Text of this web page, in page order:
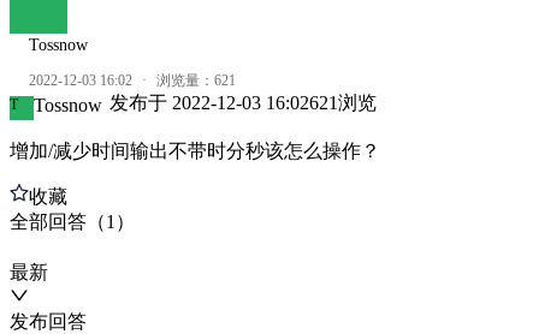
Tossnow
2022-12-03 16:02 · 浏览量： 621
T
Tossnow 发布于 2022-12-03 16:02621浏览
增加/减少时间输出不带时分秒该怎么操作？
收藏
全部回答 （1 ）
最新
发布回答